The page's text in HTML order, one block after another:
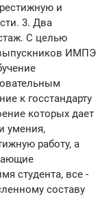
и
3. Два
С целью
ИМПЭ
к госстандарту
которых дает
умения,
работу, а
студента, все -
составу